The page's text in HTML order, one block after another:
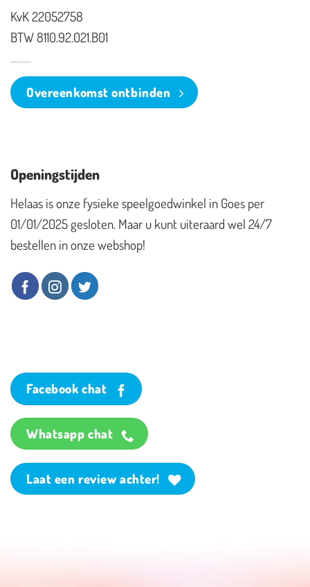
KvK 22052758
BTW 8110.92.021.B01
Overeenkomst ontbinden
Openingstijden
Helaas is onze fysieke speelgoedwinkel in Goes per
01/01/2025 gesloten. Maar u kunt uiteraard wel 24/7
bestellen in onze webshop!
Facebook chat
Whatsapp chat
Laat een review achter!